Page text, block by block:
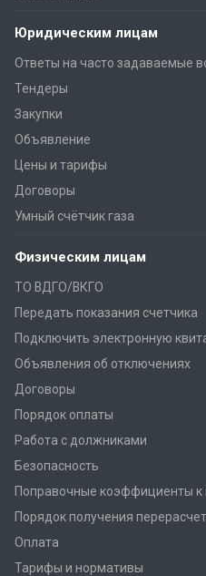
Юридическим лицам
Ответы на часто задаваемые
Тендеры
Закупки
Объявление
Цены и тарифы
Договоры
Умный счётчик газа
Физическим лицам
ТО ВДГО/ВКГО
Передать показания счетчика
Подключить электронную
Объявления об отключениях
Договоры
Порядок оплаты
Работа с должниками
Безопасность
Поправочные коэффициенты к
Порядок получения
Оплата
Тарифы и нормативы